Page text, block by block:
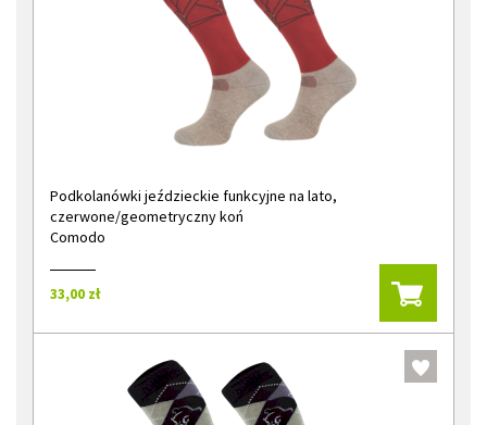
Podkolanówki jeździeckie funkcyjne na lato,
czerwone/geometryczny koń
Comodo
33,00 zł